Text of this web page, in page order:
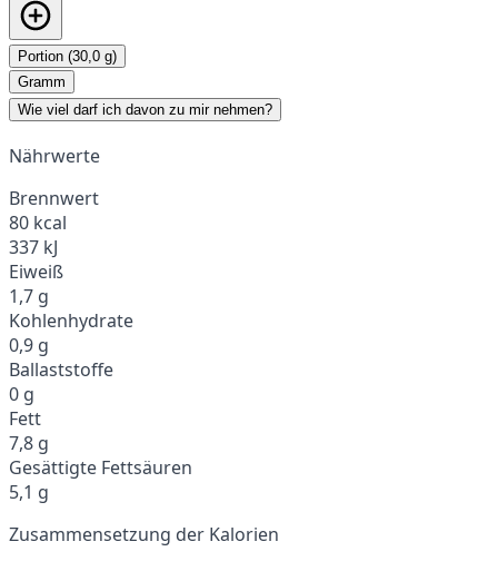
Portion (30,0 g)
Gramm
Wie viel darf ich davon zu mir nehmen?
Nährwerte
Brennwert
80 kcal
337 kJ
Eiweiß
1,7 g
Kohlenhydrate
0,9 g
Ballaststoffe
0 g
Fett
7,8 g
Gesättigte Fettsäuren
5,1 g
Zusammensetzung der Kalorien